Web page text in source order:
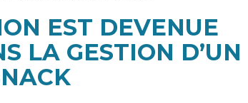
EST DEVENUE
LA GESTION D’UN